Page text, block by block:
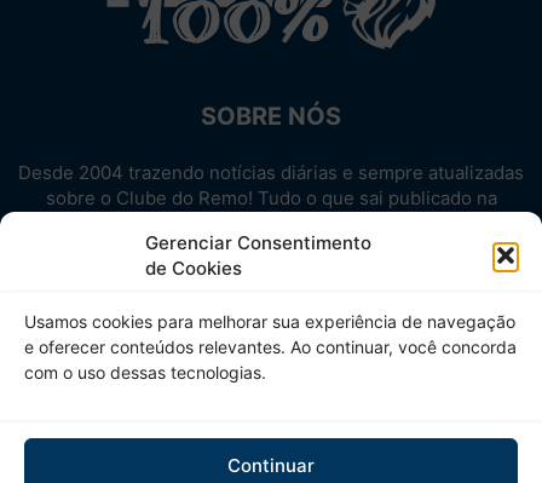
Gerenciar Consentimento
de Cookies
Usamos cookies para melhorar sua experiência de navegação
e oferecer conteúdos relevantes. Ao continuar, você concorda
com o uso dessas tecnologias.
Continuar
SOBRE NÓS
Desde 2004 trazendo notícias diárias e sempre atualizadas
sobre o Clube do Remo! Tudo o que sai publicado na
Aproveite! Site não-oficial.
SIGA-NOS